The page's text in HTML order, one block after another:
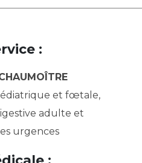
:
et fœtale,
adulte et
urgences